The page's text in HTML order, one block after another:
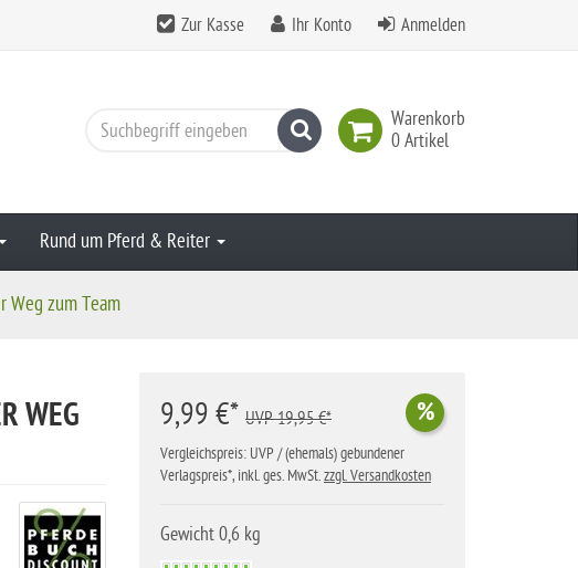
Zur Kasse Ihr Konto Anmelden
Warenkorb
0 Artikel
Suchen
Rund um Pferd & Reiter
Weg zum Team
9,99 €* %
UVP 19,95 €*
Vergleichspreis: UVP / (ehemals) gebundener
Verlagspreis*, inkl. ges. MwSt.zzgl. Versandkosten
Gewicht 0,6 kg
WEG